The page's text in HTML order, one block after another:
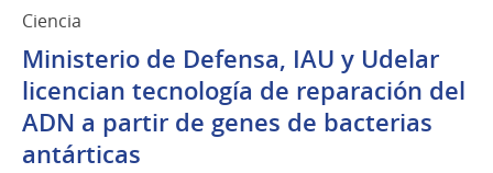
Ciencia
Ministerio de Defensa, IAU y Udelar
licencian tecnología de reparación del
ADN a partir de genes de bacterias
antárticas